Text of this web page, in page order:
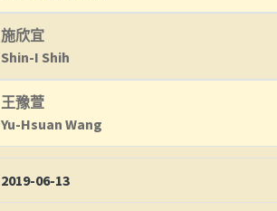
施欣宜
Shin-I Shih
王豫萱
Yu-Hsuan Wang
2019-06-13